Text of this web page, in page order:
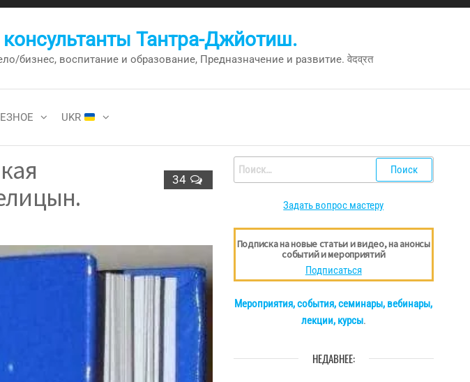
Тантра-Джйотиш.
бизнес, воспитание и образование, Предназначение и развитие. वेदव्रत
UKR
34
Найти:
Задать вопрос мастеру
Подписка на новые статьи и видео, на анонсы
событий и мероприятий
Подписаться
Мероприятия, события, семинары, вебинары,
лекции, курсы.
НЕДАВНЕЕ: